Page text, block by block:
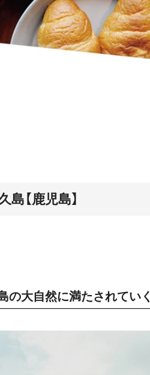
【鹿児島】
の大自然に満たされていく